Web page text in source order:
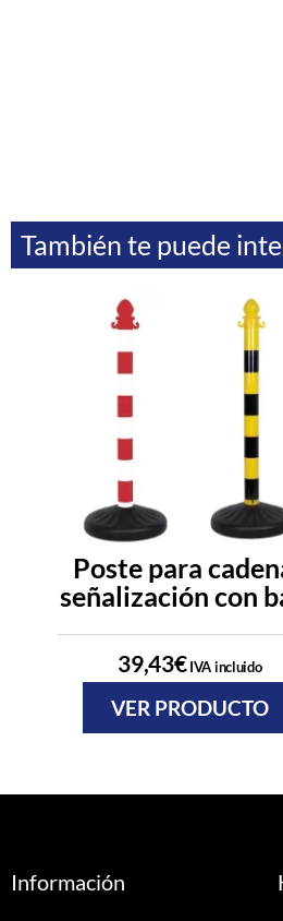
También te puede
Poste para
señalización con
39,43€IVA incluido
VER PRODUCTO
Información